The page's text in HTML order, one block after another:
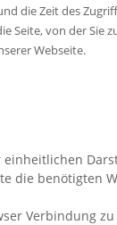
die Zeit des
Seite, von der Sie
Webseite.
die benötigten
Verbindung